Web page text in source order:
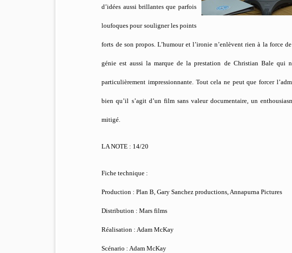
d’idées aussi brillantes que parfois
loufoques pour souligner les points
forts de son propos. L’humour et l’ironie n’enlèvent rien à la force
génie est aussi la marque de la prestation de Christian Bale qui
particulièrement impressionnante. Tout cela ne peut que forcer
bien qu’il s’agit d’un film sans valeur documentaire, un
mitigé.
LA NOTE : 14/20
Fiche technique :
Production : Plan B, Gary Sanchez productions, Annapurna Pictures
Distribution : Mars films
Réalisation : Adam McKay
Scénario : Adam McKay